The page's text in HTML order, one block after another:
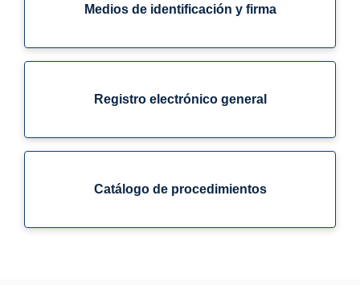
Medios de identificación y firma
Registro electrónico general
Catálogo de procedimientos